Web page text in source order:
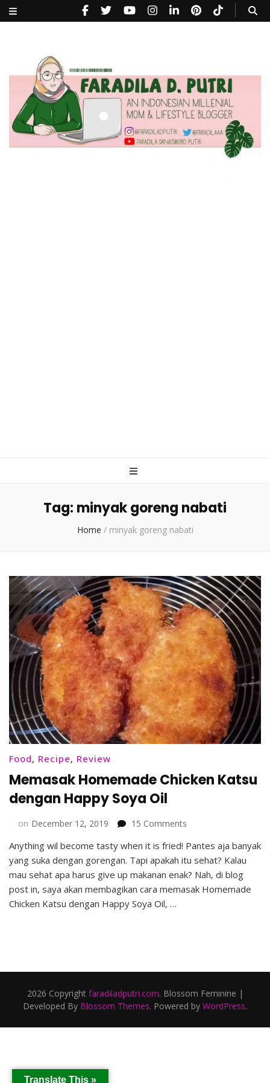
Tag: minyak goreng nabati
Home / minyak goreng nabati
Food, Recipe, Review
Memasak Homemade Chicken Katsu
dengan Happy Soya Oil
on December 12, 2019 15 Comments
Homemade
Chicken
Katsu
dengan
Anything wil become tasty when it is fried! Pantes aja banyak
yang suka dengan gorengan. Tapi apakah itu sehat? Kalau
mau sehat apa harus give up makanan enak? Nah, di blog
post in, saya akan membagikan cara memasak Homemade
Chicken Katsu dengan Happy Soya Oil, …
2026 Copyright faradiladputri.com. Blossom Feminine |
Developed By Blossom Themes. Powered by WordPress.
Translate This »